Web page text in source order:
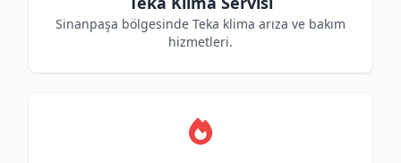
Sinanpaşa bölgesinde Teka klima arıza ve bakım
hizmetleri.